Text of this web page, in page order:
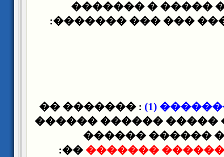
����� �� ����� �
����������� ���
-
: ������� ��
������ ���� �����
��� ��� ������
�����
��: